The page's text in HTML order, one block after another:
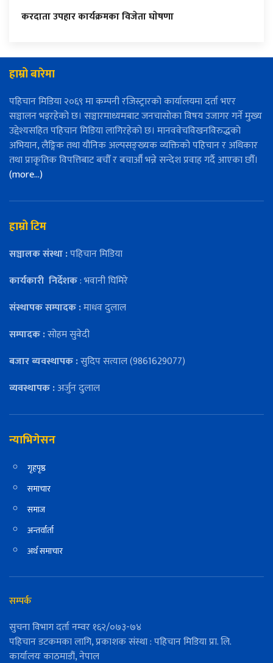
करदाता उपहार कार्यक्रमका विजेता घाेषणा
हाम्रो बारेमा
पहिचान मिडिया २०६९ मा कम्पनी रजिस्ट्रारको कार्यालयमा दर्ता भएर
सञ्चालन भइरहेको छ। सञ्चारमाध्यमबाट जनचासोका विषय उजागर गर्ने मुख्य
उद्देश्यसहित पहिचान मिडिया लागिरहेको छ। मानववेचविखनविरुद्धको
अभियान, लैङ्गिक तथा यौनिक अल्पसङ्ख्यक व्यक्तिको पहिचान र अधिकार
तथा प्राकृतिक विपत्तिबाट बचौँ र बचाऔँ भन्ने सन्देश प्रवाह गर्दै आएका छौँ।
(more…)
हाम्रो टिम
सञ्चालक संस्था :पहिचान मिडिया
कार्यकारी निर्देशक: भवानी घिमिरे
संस्थापक सम्पादक :माधव दुलाल
सम्पादक :सोहम सुवेदी
बजार ब्यवस्थापक :सुदिप सत्याल (9861629077)
व्यवस्थापक :अर्जुन दुलाल
न्याभिगेसन
गृहपृष्ठ
समाचार
समाज
अन्तर्वार्ता
अर्थ समाचार
सम्पर्क
सुचना विभाग दर्ता नम्वर १६२/०७३-७४
पहिचान डटकमका लागि, प्रकाशक संस्था : पहिचान मिडिया प्रा. लि.
कार्यालयः काठमाडौं, नेपाल